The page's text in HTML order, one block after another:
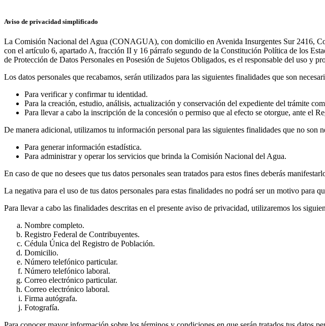
Aviso de privacidad simplificado
La Comisión Nacional del Agua (CONAGUA), con domicilio en Avenida Insurgentes Sur 2416,
con el artículo 6, apartado A, fracción II y 16 párrafo segundo de la Constitución Política de los
de Protección de Datos Personales en Posesión de Sujetos Obligados, es el responsable del uso y
Los datos personales que recabamos, serán utilizados para las siguientes finalidades que son
Para verificar y confirmar tu identidad.
Para la creación, estudio, análisis, actualización y conservación del expediente del trámite
Para llevar a cabo la inscripción de la concesión o permiso que al efecto se otorgue, ante el
De manera adicional, utilizamos tu información personal para las siguientes finalidades que no
Para generar información estadística.
Para administrar y operar los servicios que brinda la Comisión Nacional del Agua.
En caso de que no desees que tus datos personales sean tratados para estos fines deberás
La negativa para el uso de tus datos personales para estas finalidades no podrá ser un motivo
Para llevar a cabo las finalidades descritas en el presente aviso de privacidad, utilizaremos los
Nombre completo.
Registro Federal de Contribuyentes.
Cédula Única del Registro de Población.
Domicilio.
Número telefónico particular.
Número telefónico laboral.
Correo electrónico particular.
Correo electrónico laboral.
Firma autógrafa.
Fotografía.